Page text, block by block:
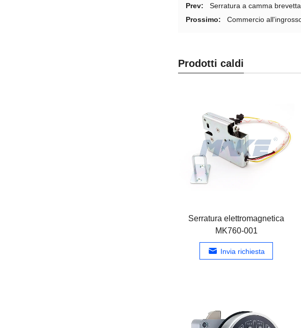
Prev:
Serratura a camma
Prossimo:
Commercio
Prodotti caldi
Serratura elettromagnetica
MK760-001
Invia richiesta